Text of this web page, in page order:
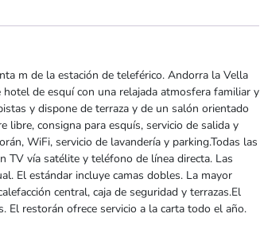
m de la estación de teleférico. Andorra la Vella
de esquí con una relajada atmosfera familiar y
y dispone de terraza y de un salón orientado
consigna para esquís, servicio de salida y
WiFi, servicio de lavandería y parking.Todas las
TV vía satélite y teléfono de línea directa. Las
El estándar incluye camas dobles. La mayor
central, caja de seguridad y terrazas.El
El restorán ofrece servicio a la carta todo el año.